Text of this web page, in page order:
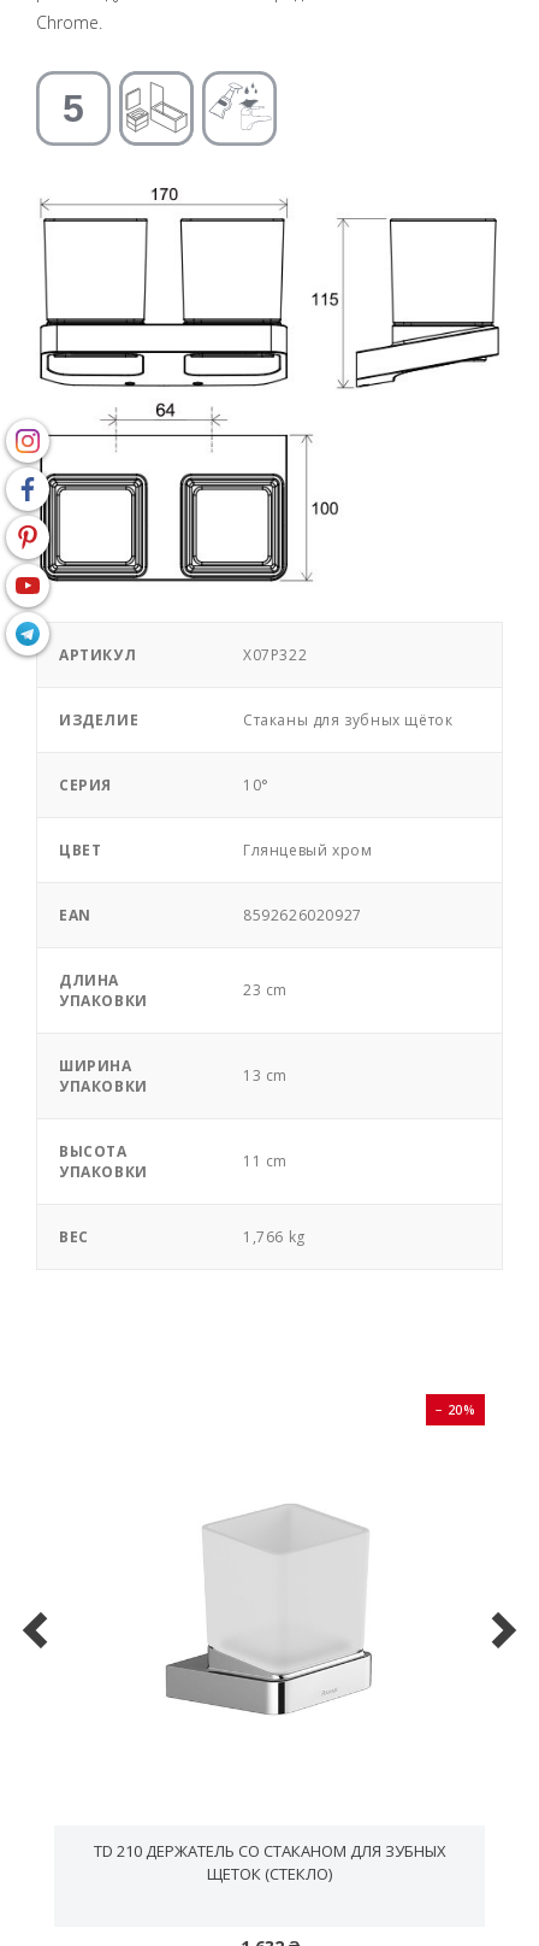
Chrome.
АРТИКУЛ X07P322
ИЗДЕЛИЕ Стаканы для зубных щёток
СЕРИЯ 10°
ЦВЕТ Глянцевый хром
EAN 8592626020927
ДЛИНА
УПАКОВКИ
23 cm
ШИРИНА
УПАКОВКИ
13 cm
ВЫСОТА
УПАКОВКИ
11 cm
ВЕС 1,766 kg
− 20%
TD 210 ДЕРЖАТЕЛЬ СО СТАКАНОМ ДЛЯ ЗУБНЫХ
ЩЕТОК (СТЕКЛО)